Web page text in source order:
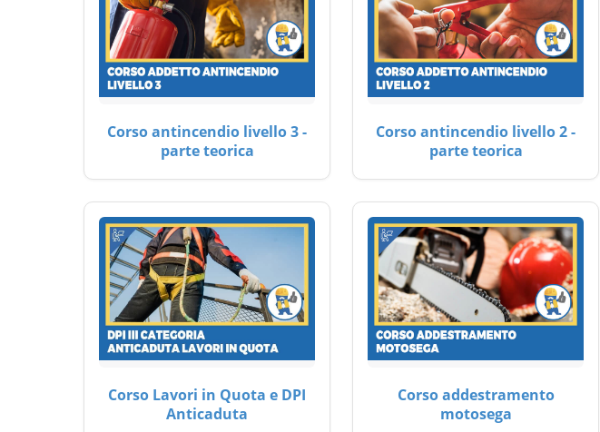
Corso antincendio livello 3 -
parte teorica
Corso antincendio livello 2 -
parte teorica
Corso Lavori in Quota e DPI
Anticaduta
Corso addestramento
motosega